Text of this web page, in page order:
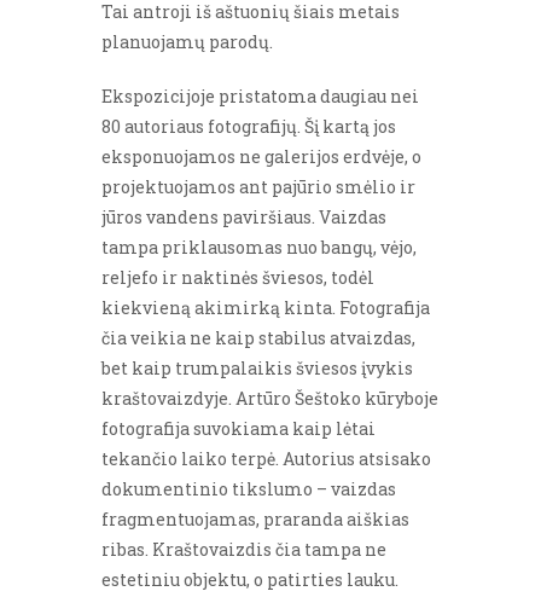
Tai antroji iš aštuonių šiais metais
planuojamų parodų.
Ekspozicijoje pristatoma daugiau nei
80 autoriaus fotografijų. Šį kartą jos
eksponuojamos ne galerijos erdvėje, o
projektuojamos ant pajūrio smėlio ir
jūros vandens paviršiaus. Vaizdas
tampa priklausomas nuo bangų, vėjo,
reljefo ir naktinės šviesos, todėl
kiekvieną akimirką kinta. Fotografija
čia veikia ne kaip stabilus atvaizdas,
bet kaip trumpalaikis šviesos įvykis
kraštovaizdyje. Artūro Šeštoko kūryboje
fotografija suvokiama kaip lėtai
tekančio laiko terpė. Autorius atsisako
dokumentinio tikslumo – vaizdas
fragmentuojamas, praranda aiškias
ribas. Kraštovaizdis čia tampa ne
estetiniu objektu, o patirties lauku.